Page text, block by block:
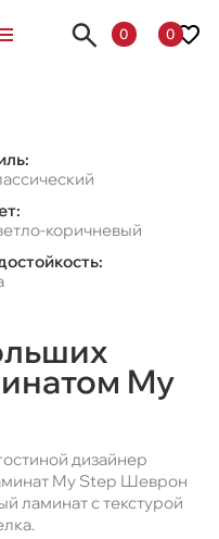
0 0
коричневый
My
дизайнер
My Step Шеврон
ламинат с текстурой